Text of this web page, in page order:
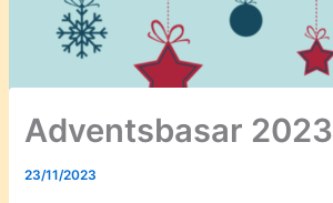
Adventsbasar 2023
23/11/2023